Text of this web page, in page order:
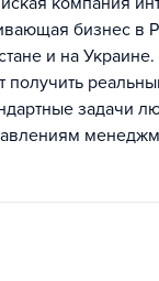
бизнес в
и на Украине.
получить
задачи